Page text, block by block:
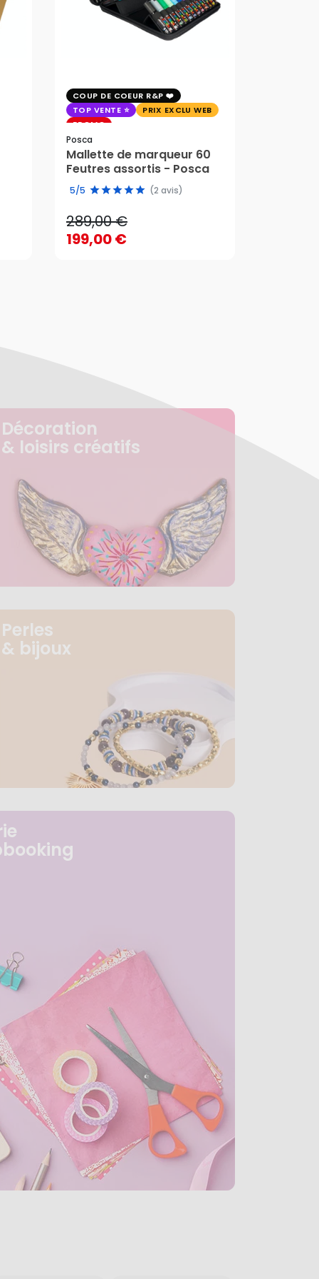
COUP DE COEUR R&P
TOP VENTE
PRIX EXCLU WEB
PROMO
Posca
Mallette de marqueur 60
Feutres assortis - Posca
5/5 (2 avis)
289,00 €
199,00 €
289,00 €
199,00 €
AJOUTER AU PANIER
Décoration
& loisirs créatifs
Perles
& bijoux